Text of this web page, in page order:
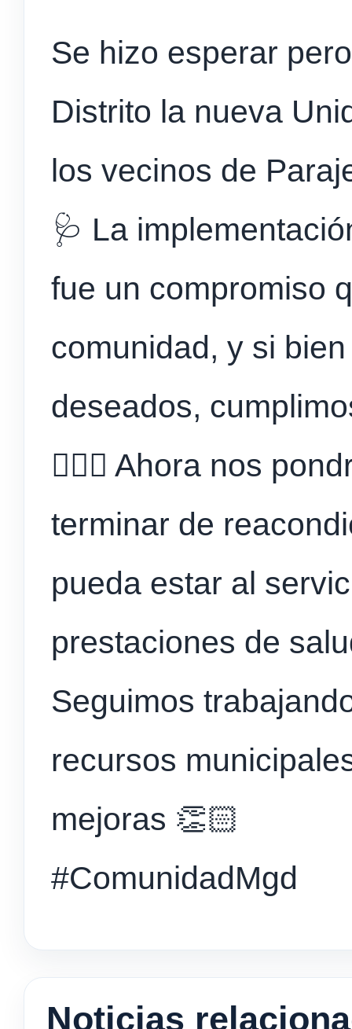
Se hizo esperar
Distrito la nueva
los vecinos de
🩺 La
fue un compromiso
comunidad, y si
deseados,
👨🏻‍⚕️ Ahora nos
terminar de
pueda estar al
prestaciones de
Seguimos
recursos
mejoras 👏🏻
#ComunidadMgd
Noticias